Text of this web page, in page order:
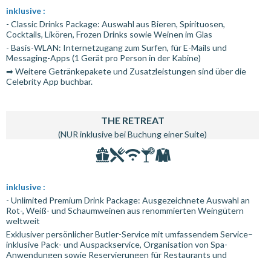
inklusive :
- Classic Drinks Package: Auswahl aus Bieren, Spirituosen,
Cocktails, Likören, Frozen Drinks sowie Weinen im Glas
- Basis-WLAN: Internetzugang zum Surfen, für E-Mails und
Messaging-Apps (1 Gerät pro Person in der Kabine)
➡ Weitere Getränkepakete und Zusatzleistungen sind über die
Celebrity App buchbar.
THE RETREAT
(NUR inklusive bei Buchung einer Suite)
inklusive :
- Unlimited Premium Drink Package: Ausgezeichnete Auswahl an
Rot-, Weiß- und Schaumweinen aus renommierten Weingütern
weltweit
Exklusiver persönlicher Butler-Service mit umfassendem Service–
inklusive Pack- und Auspackservice, Organisation von Spa-
Anwendungen sowie Reservierungen für Restaurants und